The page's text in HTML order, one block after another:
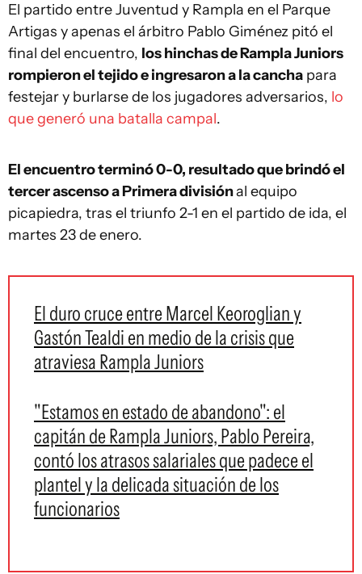
El partido entre Juventud y Rampla en el Parque
Artigas y apenas el árbitro Pablo Giménez pitó el
final del encuentro, los hinchas de Rampla Juniors
rompieron el tejido e ingresaron a la cancha para
festejar y burlarse de los jugadores adversarios, lo
que generó una batalla campal.
El encuentro terminó 0-0, resultado que brindó el
tercer ascenso a Primera divisiónal equipo
picapiedra, tras el triunfo 2-1 en el partido de ida, el
martes 23 de enero.
El duro cruce entre Marcel Keoroglian y
Gastón Tealdi en medio de la crisis que
atraviesa Rampla Juniors
"Estamos en estado de abandono": el
capitán de Rampla Juniors, Pablo Pereira,
contó los atrasos salariales que padece el
plantel y la delicada situación de los
funcionarios